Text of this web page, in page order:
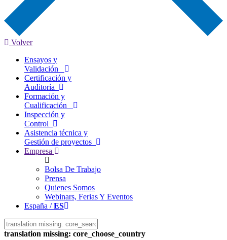
Volver
Ensayos y
Validación
Certificación y
Auditoría
Formación y
Cualificación
Inspección y
Control
Asistencia técnica y
Gestión de proyectos
Empresa
Bolsa De Trabajo
Prensa
Quienes Somos
Webinars, Ferias Y Eventos
España /ES
translation missing: core_choose_country